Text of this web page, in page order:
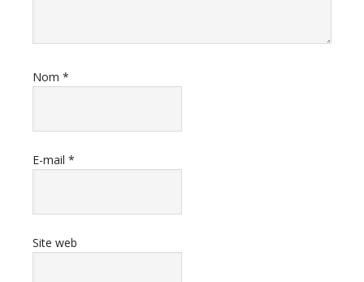
Nom *
E-mail *
Site web